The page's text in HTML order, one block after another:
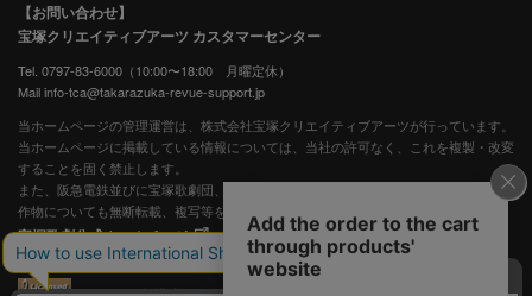
【お問い合わせ】
宝塚クリエイティブアーツ カスタマーセンター
Tel. 0797-83-6000（10:00〜18:00 月曜定休）
Mail info-tca@takarazuka-revue-support.jp
当ホームページの管理運営は、株式会社宝塚クリエイティブアーツが行っています。
当ホームページに掲載している情報については、当社の許可なく、これを複製・改変
することを固く禁止します。
また、阪急電鉄並びに宝塚歌劇団、宝塚クリエイティブアーツの出版物ほか写真等著
作物についても無断転載、複写等を禁じます。
宝塚歌劇公式ホームページ